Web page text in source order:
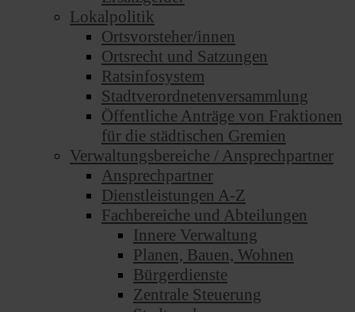
Lokalpolitik
Ortsvorsteher/innen
Ortsrecht und Satzungen
Ratsinfosystem
Stadtverordnetenversammlung
Öffentliche Anträge von Fraktionen
für die städtischen Gremien
Verwaltungsbereiche / Ansprechpartner
Ansprechpartner
Dienstleistungen A-Z
Fachbereiche und Abteilungen
Innere Verwaltung
Planen, Bauen, Wohnen
Bürgerdienste
Zentrale Steuerung